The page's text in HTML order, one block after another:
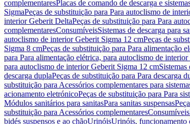
complementaresPlacas de comando de descarga e
SigmaPeças de substituição para Para autoclismo de
interior Geberit DeltaPeças de substituição para Para
complementaresConsumíveisSistemas de descarga para
autoclismo de interior Geberit Sigma 12 cmPeças de
Sigma 8 cmPeças de substituição para Para alimentação
para Para alimentação elétrica, para autoclismo de
para autoclismo de interior Geberit Sigma 12 cm
descarga duplaPeças de substituição para Para descarga
substituição para Acessórios complementares para
acionamento eletrónicoPeças de substituição para Para
Módulos sanitários para sanitasPara sanitas suspensas
substituição para Acessórios complementaresConsumíveis
bidés suspensos e ao chãoUrinóisUrinóis, funcionamento